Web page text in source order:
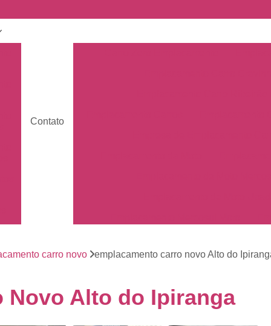
Contato
Emplacamento da Placa
Emplacamento de Veículo Pcd
carro novo emplacamento carro novo Alto do
Novo Alto do Ipiranga